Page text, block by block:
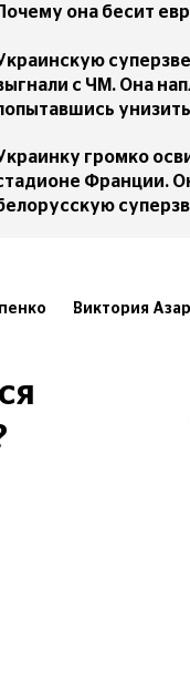
она бесит
с ЧМ. Она
громко
Франции.
Виктория